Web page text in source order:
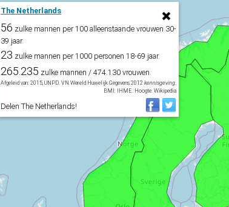
The Netherlands
56 zulke mannen per 100 alleenstaande vrouwen 30-
39 jaar.
23 zulke mannen per 1000 personen 18-69 jaar.
265.235 zulke mannen / 474.130 vrouwen.
Afgeleid van: 2015, UNPD. VN Wereld Huwelijk Gegevens 2012 kennisgeving.
BMI: IHME. Hoogte: Wikipedia
Delen The Netherlands!